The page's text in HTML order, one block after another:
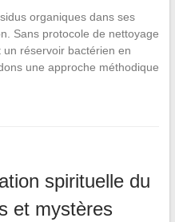
organiques dans ses
Sans protocole de nettoyage
réservoir bactérien en
une approche méthodique
spirituelle du
et mystères